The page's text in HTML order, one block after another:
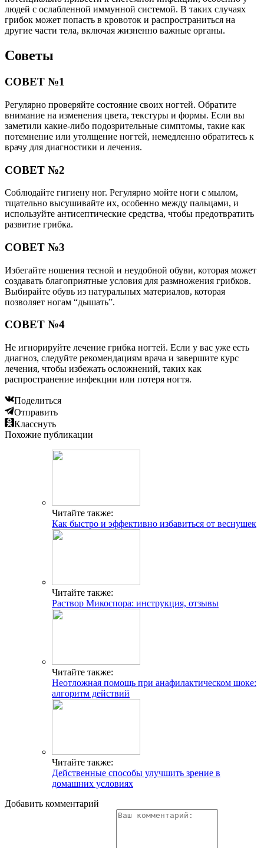
людей с ослабленной иммунной системой. В таких случаях
грибок может попасть в кровоток и распространиться на
другие части тела, включая жизненно важные органы.
Советы
СОВЕТ №1
Регулярно проверяйте состояние своих ногтей. Обратите
внимание на изменения цвета, текстуры и формы. Если вы
заметили какие-либо подозрительные симптомы, такие как
потемнение или утолщение ногтей, немедленно обратитесь к
врачу для диагностики и лечения.
СОВЕТ №2
Соблюдайте гигиену ног. Регулярно мойте ноги с мылом,
тщательно высушивайте их, особенно между пальцами, и
используйте антисептические средства, чтобы предотвратить
развитие грибка.
СОВЕТ №3
Избегайте ношения тесной и неудобной обуви, которая может
создавать благоприятные условия для размножения грибков.
Выбирайте обувь из натуральных материалов, которая
позволяет ногам “дышать”.
СОВЕТ №4
Не игнорируйте лечение грибка ногтей. Если у вас уже есть
диагноз, следуйте рекомендациям врача и завершите курс
лечения, чтобы избежать осложнений, таких как
распространение инфекции или потеря ногтя.
Поделиться
Отправить
Класснуть
Похожие публикации
Читайте также:
Как быстро и эффективно избавиться от веснушек
Читайте также:
Раствор Микоспора: инструкция, отзывы
Читайте также:
Неотложная помощь при анафилактическом шоке:
алгоритм действий
Читайте также:
Действенные способы улучшить зрение в
домашних условиях
Добавить комментарий